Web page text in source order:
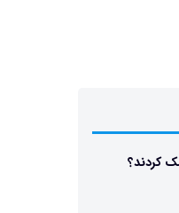
کردند؟